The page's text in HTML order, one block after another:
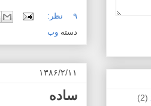
۹ نظر:
دسته وب
۱۳۸۶/۲/۱۱
ساده
(2)